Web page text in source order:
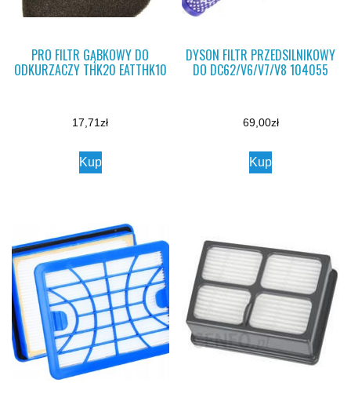
PRO FILTR GĄBKOWY DO
ODKURZACZY THK20 EATTHK10
17,71zł
Kup
DYSON FILTR PRZEDSILNIKOWY
DO DC62/V6/V7/V8 104055
69,00zł
Kup